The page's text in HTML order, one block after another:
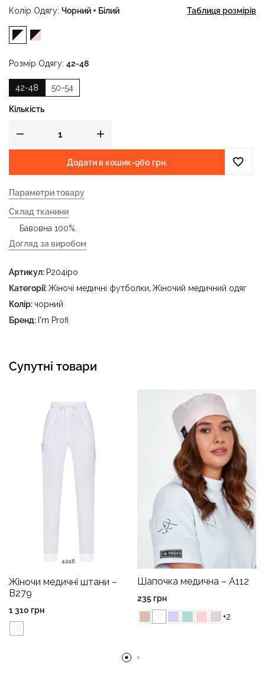
Колір Одягу Чорний + Білий
Розмір Одягу 42-48
42-48 50-54
Таблиця розмірів
Кількість
Додати в кошик-960 грн.
Параметри товару
Склад тканини
Бавовна 100%.
Догляд за виробом
прасувати за температури праски до 150 °C - не
відбілювати - суха чистка з використанням
тетрахлоретилену (перхлоретилену) та вуглеводів
температури до 40 °C
Артикул: P204ipo
Категорії:Жіночі медичні футболки,Жіночий медичний одяг
Колір: чорний
Бренд: I'm Profi
Супутні товари
4246
Жіночи медичні штани –
B279
1 310 грн
Шапочка медична – A112
235 грн
+2